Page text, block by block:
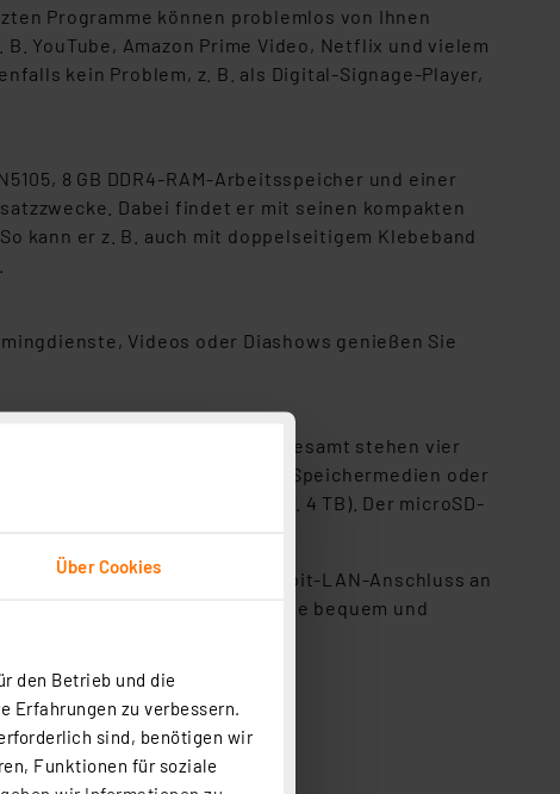
Über Cookies
den Betrieb und die
Erfahrungen zu verbessern.
sind, benötigen wir
Funktionen für soziale
Programme können problemlos von Ihnen
YouTube, Amazon Prime Video, Netflix und vielem
kein Problem, z. B. als Digital-Signage-Player,
8 GB DDR4-RAM-Arbeitsspeicher und einer
Dabei findet er mit seinen kompakten
kann er z. B. auch mit doppelseitigem Klebeband
Videos oder Diashows genießen Sie
verwendet werden. Insgesamt stehen vier
Peripherie-Geräten, externen Speichermedien oder
SSD Speichermediums (max. 4 TB). Der microSD-
Alternativ wird dafür der Gigabit-LAN-Anschluss an
und Maus können Sie Sie bequem und
inkl. Autostart-Funktion)
Anwendungen u. v. m.
USB-C)